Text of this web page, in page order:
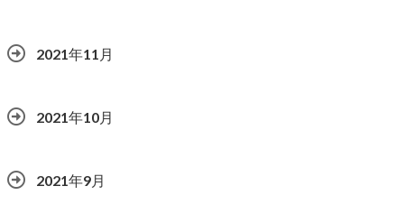
2021年11月
2021年10月
2021年9月